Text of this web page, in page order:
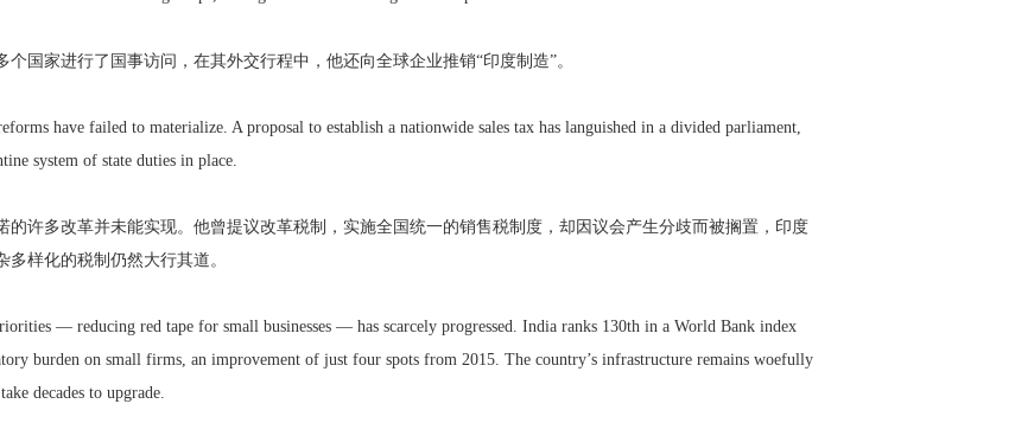
个国家进行了国事访问，在其外交行程中，他还向全球企业推销“印度制造”。
have failed to materialize. A proposal to establish a nationwide sales tax has languished in a divided parliament,
system of state duties in place.
的许多改革并未能实现。他曾提议改革税制，实施全国统一的销售税制度，却因议会产生分歧而被搁置，印度
多样化的税制仍然大行其道。
— reducing red tape for small businesses — has scarcely progressed. India ranks 130th in a World Bank index
burden on small firms, an improvement of just four spots from 2015. The country’s infrastructure remains woefully
decades to upgrade.